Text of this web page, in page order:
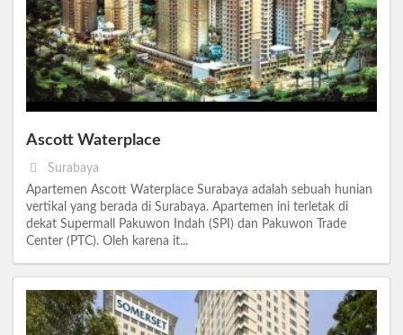
Ascott Waterplace
Surabaya
Apartemen Ascott Waterplace Surabaya adalah sebuah hunian
vertikal yang berada di Surabaya. Apartemen ini terletak di
dekat Supermall Pakuwon Indah (SPI) dan Pakuwon Trade
Center (PTC). Oleh karena it...